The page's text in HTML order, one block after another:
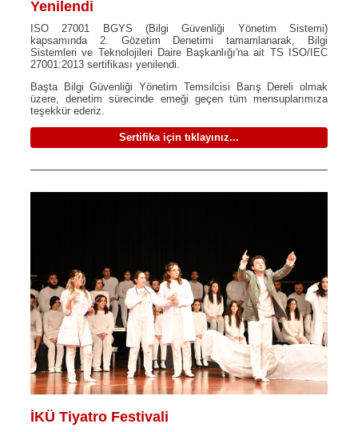
Yenilendi
ISO 27001 BGYS (Bilgi Güvenliği Yönetim Sistemi)
kapsamında 2. Gözetim Denetimi tamamlanarak, Bilgi
Sistemleri ve Teknolojileri Daire Başkanlığı'na ait TS ISO/IEC
27001:2013 sertifikası yenilendi.
Başta Bilgi Güvenliği Yönetim Temsilcisi Barış Dereli olmak
üzere, denetim sürecinde emeği geçen tüm mensuplarımıza
teşekkür ederiz.
Sertifika için tıklayınız...
İKÜ Tiyatro Festivali